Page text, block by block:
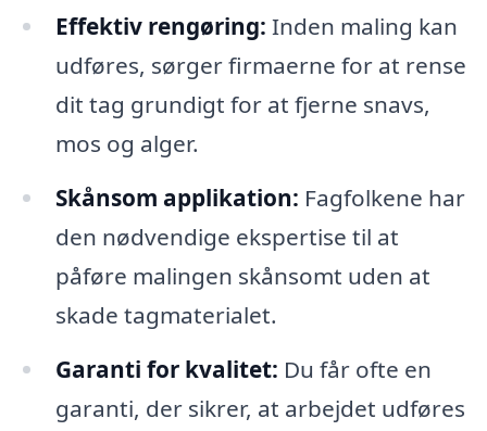
Effektiv rengøring: Inden maling kan
udføres, sørger firmaerne for at rense
dit tag grundigt for at fjerne snavs,
mos og alger.
Skånsom applikation: Fagfolkene har
den nødvendige ekspertise til at
påføre malingen skånsomt uden at
skade tagmaterialet.
Garanti for kvalitet: Du får ofte en
garanti, der sikrer, at arbejdet udføres